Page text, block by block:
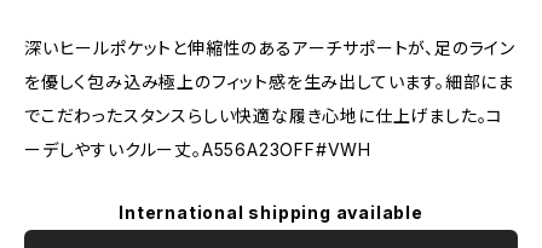
深いヒールポケットと伸縮性のあるアーチサポートが、足のライン
を優しく包み込み極上のフィット感を生み出しています。細部にま
でこだわったスタンスらしい快適な履き心地に仕上げました。コ
ーデしやすいクルー丈。A556A23OFF#VWH
International shipping available